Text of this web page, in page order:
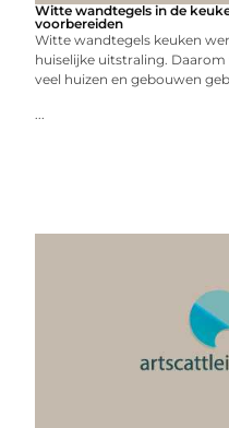
Witte wandtegels in de
voorbereiden
Witte wandtegels keuken
huiselijke uitstraling.
veel huizen en gebouwen
...